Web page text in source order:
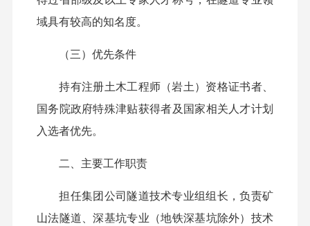
域具有较高的知名度。
（三）优先条件
持有注册土木工程师（岩土）资格证书者、
国务院政府特殊津贴获得者及国家相关人才计划
入选者优先。
二、主要工作职责
担任集团公司 隧道技术专业组组长，负责矿
山法隧道、深基坑专业（地铁深基坑除外）技术